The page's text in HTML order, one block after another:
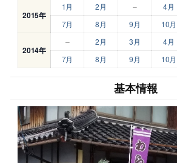
2015年
1月 2月 – 4月
7月
8月 9月 10月
2014年
– 2月 3月 4月
7月
8月 9月 10月
基本情報